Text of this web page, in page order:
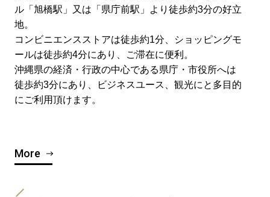
ル「旭橋駅」又は「県庁前駅」より徒歩約3分の好立
地。
コンビニエンスストアは徒歩約1分、ショッピングモ
ールは徒歩約4分にあり、ご滞在に便利。
沖縄県の経済・行政の中心である県庁・市役所へは
徒歩約3分にあり、ビジネスユース、観光にと多目的
にご利用頂けます。
More